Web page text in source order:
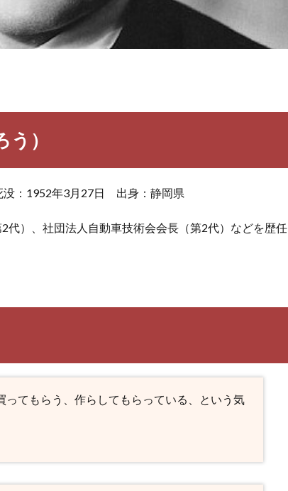
）
：1952年3月27日 出身：静岡県
代）、社団法人自動車技術会会長（第2代）などを歴任
てもらう、作らしてもらっている、という気